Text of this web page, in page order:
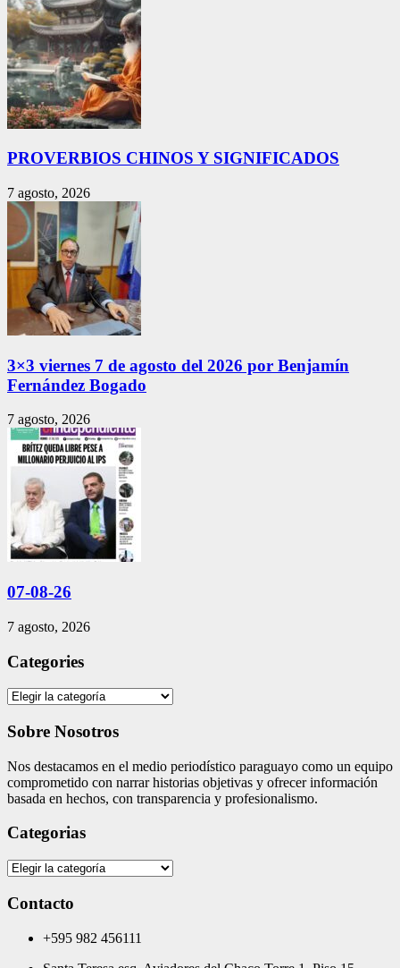
PROVERBIOS CHINOS Y SIGNIFICADOS
7 agosto, 2026
3×3 viernes 7 de agosto del 2026 por Benjamín
Fernández Bogado
7 agosto, 2026
07-08-26
7 agosto, 2026
Categories
Categories
Sobre Nosotros
Nos destacamos en el medio periodístico paraguayo como un equipo
comprometido con narrar historias objetivas y ofrecer información
basada en hechos, con transparencia y profesionalismo.
Categorias
Categorias
Contacto
+595 982 456111